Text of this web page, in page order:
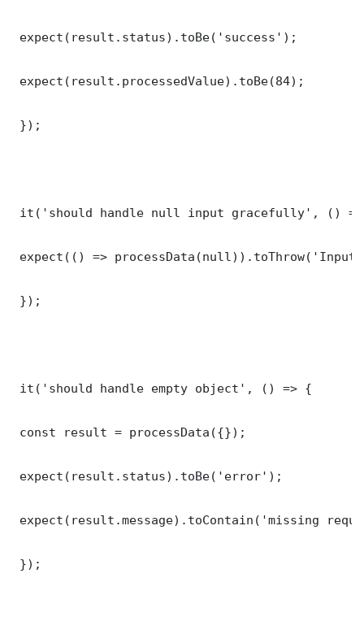
expect(result.status).toBe('success');
expect(result.processedValue).toBe(84);
});
it('should handle null input gracefully', ()
expect(() =>
});
it('should handle empty object', () => {
const result = processData({});
expect(result.status).toBe('error');
expect(result.message).toContain('missing
});